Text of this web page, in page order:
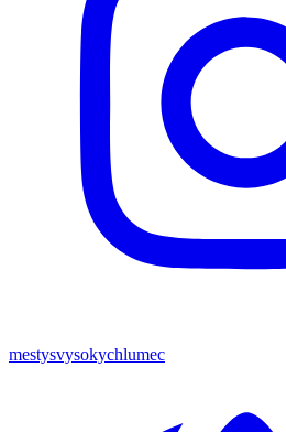
mestysvysokychlumec